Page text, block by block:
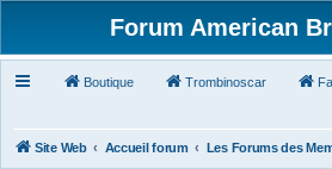
Forum American
Boutique Trombinoscar
Site Web Accueil forum